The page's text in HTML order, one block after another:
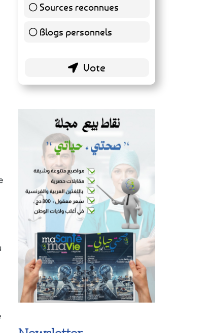
personnels pour des
Blogs personnels51 ( 26.84 % )